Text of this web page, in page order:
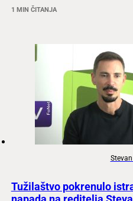
1 MIN ČITANJA
Tužilaštvo pokrenulo